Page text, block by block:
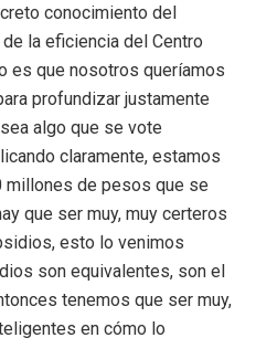
conocimiento del
la eficiencia del Centro
es que nosotros queríamos
profundizar justamente
algo que se vote
claramente, estamos
millones de pesos que se
que ser muy, muy certeros
esto lo venimos
son equivalentes, son el
tenemos que ser muy,
en cómo lo